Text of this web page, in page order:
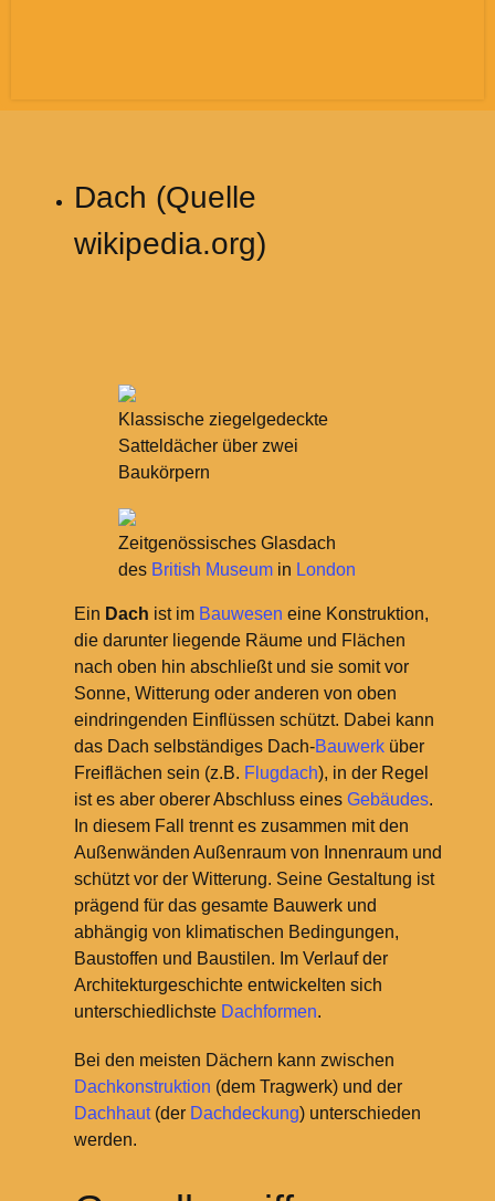
Dach (Quelle
wikipedia.org)
Klassische ziegelgedeckte
Satteldächer über zwei
Baukörpern
Zeitgenössisches Glasdach
des British Museumin London
Ein Dach ist im Bauwesen eine Konstruktion,
die darunter liegende Räume und Flächen
nach oben hin abschließt und sie somit vor
Sonne, Witterung oder anderen von oben
eindringenden Einflüssen schützt. Dabei kann
das Dach selbständiges Dach-Bauwerküber
Freiflächen sein (z.B. Flugdach), in der Regel
ist es aber oberer Abschluss eines Gebäudes.
In diesem Fall trennt es zusammen mit den
Außenwänden Außenraum von Innenraum und
schützt vor der Witterung. Seine Gestaltung ist
prägend für das gesamte Bauwerk und
abhängig von klimatischen Bedingungen,
Baustoffen und Baustilen. Im Verlauf der
Architekturgeschichte entwickelten sich
unterschiedlichste Dachformen.
Bei den meisten Dächern kann zwischen
Dachkonstruktion (dem Tragwerk) und der
Dachhaut(der Dachdeckung) unterschieden
werden.